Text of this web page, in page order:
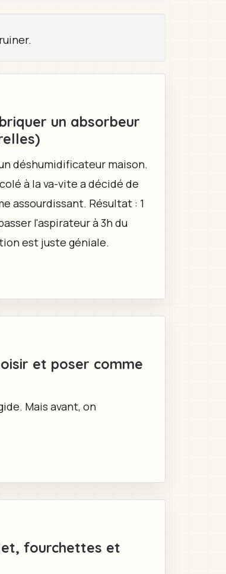
un absorbeur
déshumidificateur maison.
à la va-vite a décidé de
assourdissant. Résultat : 1
l'aspirateur à 3h du
est juste géniale.
et poser comme
Mais avant, on
fourchettes et